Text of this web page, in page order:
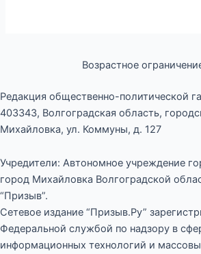
Возрастное
Редакция общественно-политической
403343, Волгоградская область,
Михайловка, ул. Коммуны, д. 127
Учредители: Автономное учреждение
город Михайловка Волгоградской
“Призыв”.
Сетевое издание “Призыв.Ру”
Федеральной службой по надзору в
информационных технологий и